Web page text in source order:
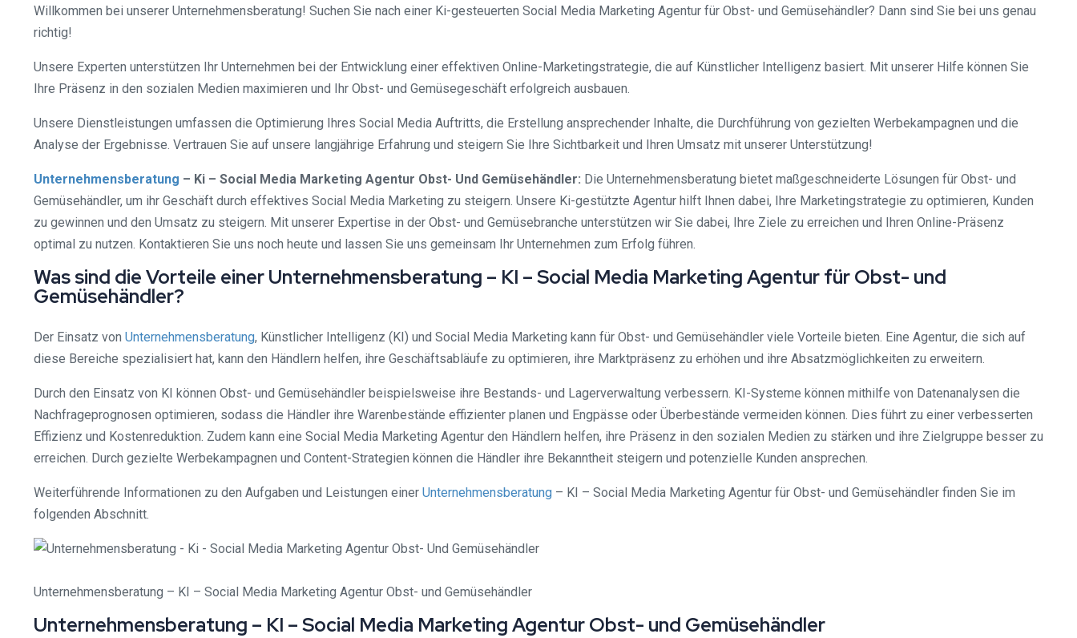
Willkommen bei unserer Unternehmensberatung! Suchen Sie nach einer Ki-gesteuerten Social Media Marketing Agentur für Obst- und Gemüsehändler? Dann sind Sie bei uns genau
richtig!
Unsere Experten unterstützen Ihr Unternehmen bei der Entwicklung einer effektiven Online-Marketingstrategie, die auf Künstlicher Intelligenz basiert. Mit unserer Hilfe können Sie
Ihre Präsenz in den sozialen Medien maximieren und Ihr Obst- und Gemüsegeschäft erfolgreich ausbauen.
Unsere Dienstleistungen umfassen die Optimierung Ihres Social Media Auftritts, die Erstellung ansprechender Inhalte, die Durchführung von gezielten Werbekampagnen und die
Analyse der Ergebnisse. Vertrauen Sie auf unsere langjährige Erfahrung und steigern Sie Ihre Sichtbarkeit und Ihren Umsatz mit unserer Unterstützung!
Unternehmensberatung – Ki – Social Media Marketing Agentur Obst- Und Gemüsehändler: Die Unternehmensberatung bietet maßgeschneiderte Lösungen für Obst- und
Gemüsehändler, um ihr Geschäft durch effektives Social Media Marketing zu steigern. Unsere Ki-gestützte Agentur hilft Ihnen dabei, Ihre Marketingstrategie zu optimieren, Kunden
zu gewinnen und den Umsatz zu steigern. Mit unserer Expertise in der Obst- und Gemüsebranche unterstützen wir Sie dabei, Ihre Ziele zu erreichen und Ihren Online-Präsenz
optimal zu nutzen. Kontaktieren Sie uns noch heute und lassen Sie uns gemeinsam Ihr Unternehmen zum Erfolg führen.
Was sind die Vorteile einer Unternehmensberatung – KI – Social Media Marketing Agentur für Obst- und
Gemüsehändler?
Der Einsatz von Unternehmensberatung, Künstlicher Intelligenz (KI) und Social Media Marketing kann für Obst- und Gemüsehändler viele Vorteile bieten. Eine Agentur, die sich auf
diese Bereiche spezialisiert hat, kann den Händlern helfen, ihre Geschäftsabläufe zu optimieren, ihre Marktpräsenz zu erhöhen und ihre Absatzmöglichkeiten zu erweitern.
Durch den Einsatz von KI können Obst- und Gemüsehändler beispielsweise ihre Bestands- und Lagerverwaltung verbessern. KI-Systeme können mithilfe von Datenanalysen die
Nachfrageprognosen optimieren, sodass die Händler ihre Warenbestände effizienter planen und Engpässe oder Überbestände vermeiden können. Dies führt zu einer verbesserten
Effizienz und Kostenreduktion. Zudem kann eine Social Media Marketing Agentur den Händlern helfen, ihre Präsenz in den sozialen Medien zu stärken und ihre Zielgruppe besser zu
erreichen. Durch gezielte Werbekampagnen und Content-Strategien können die Händler ihre Bekanntheit steigern und potenzielle Kunden ansprechen.
Weiterführende Informationen zu den Aufgaben und Leistungen einer Unternehmensberatung – KI – Social Media Marketing Agentur für Obst- und Gemüsehändler finden Sie im
folgenden Abschnitt.
Unternehmensberatung – KI – Social Media Marketing Agentur Obst- und Gemüsehändler
Unternehmensberatung – KI – Social Media Marketing Agentur Obst- und Gemüsehändler